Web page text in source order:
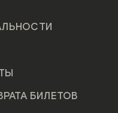
БИЛЕТОВ